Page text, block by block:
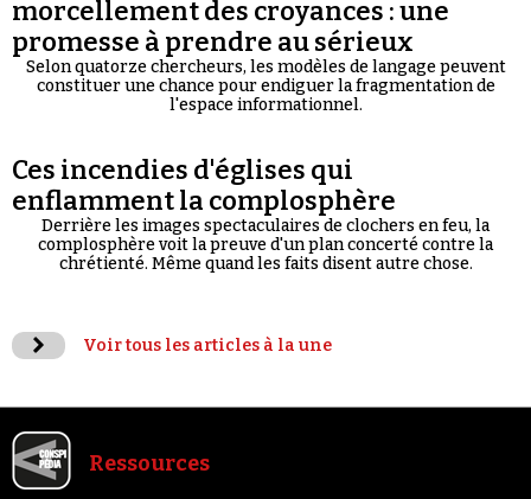
morcellement des croyances : une
promesse à prendre au sérieux
Selon quatorze chercheurs, les modèles de langage peuvent
constituer une chance pour endiguer la fragmentation de
l'espace informationnel.
Ces incendies d'églises qui
enflamment la complosphère
Derrière les images spectaculaires de clochers en feu, la
complosphère voit la preuve d'un plan concerté contre la
chrétienté. Même quand les faits disent autre chose.
Voir tous les articles à la une
Ressources